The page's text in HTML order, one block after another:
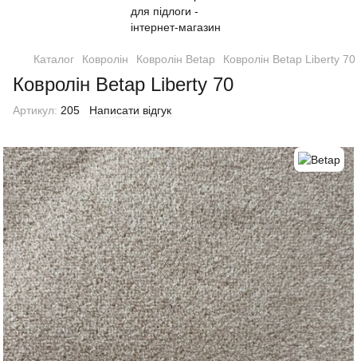
Каталог Ковролін Ковролін Betap Ковролін Betap Liberty 70
Ковролін Betap Liberty 70
Артикул: 205 Написати відгук